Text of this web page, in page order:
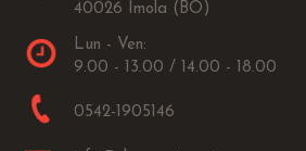
40026 Imola (BO)
Lun - Ven:
9.00 - 13.00 / 14.00 - 18.00
0542-1905146